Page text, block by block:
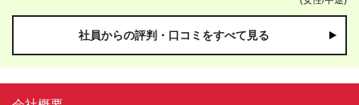
社員からの評判・口コミをすべて見る